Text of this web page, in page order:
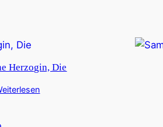
Herzogin, Die